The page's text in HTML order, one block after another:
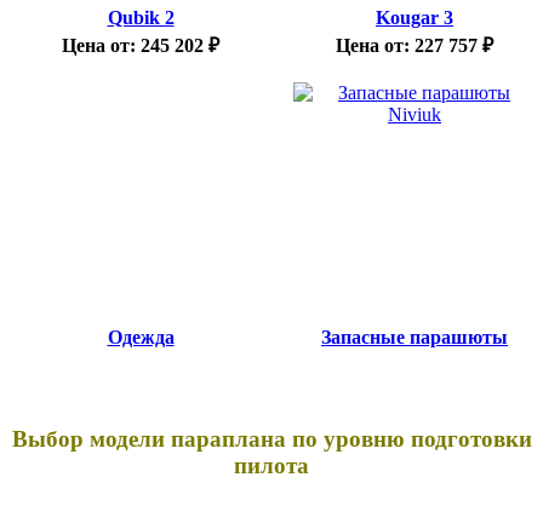
Qubik 2
Цена от: 245 202 ₽
Kougar 3
Цена от: 227 757 ₽
Одежда Запасные парашюты
Выбор модели параплана по уровню подготовки
пилота